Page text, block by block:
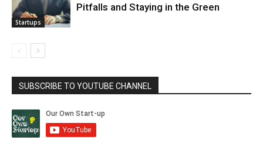
Startups
Pitfalls and Staying in the Green
SUBSCRIBE TO YOUTUBE CHANNEL